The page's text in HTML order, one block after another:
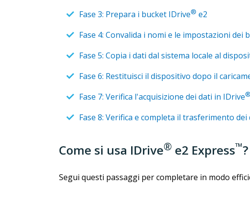
Fase 3: Prepara i bucket IDrive® e2
Fase 4: Convalida i nomi e le impostazioni dei
Fase 5: Copia i dati dal sistema locale al
Fase 6: Restituisci il dispositivo dopo il
Fase 7: Verifica l'acquisizione dei dati in IDrive®
Fase 8: Verifica e completa il trasferimento dei
Come si usa IDrive® e2 Express™?
Segui questi passaggi per completare in modo